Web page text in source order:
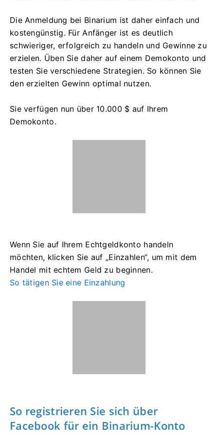
Die Anmeldung bei Binarium ist daher einfach und
kostengünstig. Für Anfänger ist es deutlich
schwieriger, erfolgreich zu handeln und Gewinne zu
erzielen. Üben Sie daher auf einem Demokonto und
testen Sie verschiedene Strategien. So können Sie
den erzielten Gewinn optimal nutzen.
Sie verfügen nun über 10.000 $ auf Ihrem
Demokonto.
Wenn Sie auf Ihrem Echtgeldkonto handeln
möchten, klicken Sie auf „Einzahlen“, um mit dem
Handel mit echtem Geld zu beginnen.
So tätigen Sie eine Einzahlung
So registrieren Sie sich über
Facebook für ein Binarium-Konto